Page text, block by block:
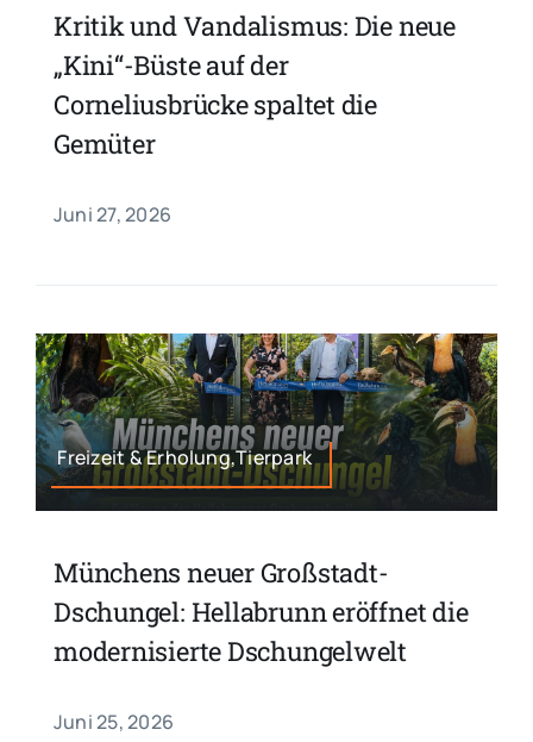
Kritik und Vandalismus: Die neue
„Kini“-Büste auf der
Corneliusbrücke spaltet die
Gemüter
Juni 27, 2026
Freizeit & Erholung,Tierpark
Münchens neuer Großstadt-
Dschungel: Hellabrunn eröffnet die
modernisierte Dschungelwelt
Juni 25, 2026